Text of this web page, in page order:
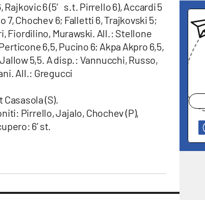
6 (5′ s.t. Pirrello 6), Accardi 5
7, Chochev 6; Falletti 6, Trajkovski 5;
Fiordilino, Murawski. All.: Stellone
6,5, Pucino 6; Akpa Akpro 6,5,
5,5. A disp.: Vannucchi, Russo,
All.: Gregucci
Casasola (S).
Pirrello, Jajalo, Chochev (P),
6’ st.